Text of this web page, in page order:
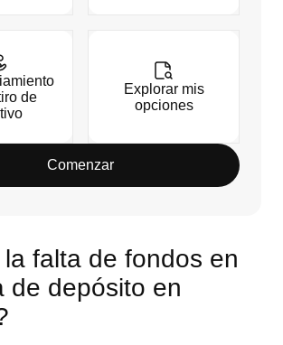
de
Explorar mis
opciones
Comenzar
falta de fondos en
de depósito en